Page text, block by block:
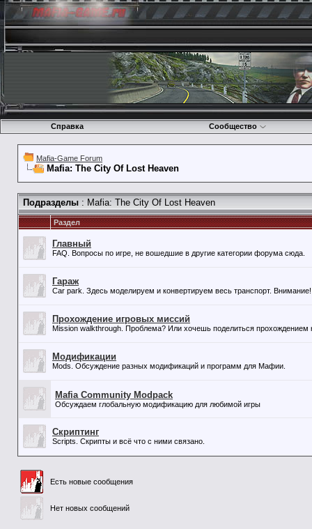
Справка Сообщество
Mafia-Game Forum
Mafia: The City Of Lost Heaven
Подразделы : Mafia: The City Of Lost Heaven
Раздел
Главный
FAQ. Вопросы по игре, не вошедшие в другие категории форума сюда.
Гараж
Car park. Здесь моделируем и конвертируем весь транспорт.
Прохождение игровых миссий
Mission walkthrough. Проблема? Или хочешь поделиться прохождением
Модификации
Mods. Обсуждение разных модификаций и программ для Мафии.
Mafia Community Modpack
Обсуждаем глобальную модификацию для любимой игры
Скриптинг
Scripts. Скрипты и всё что с ними связано.
Есть новые сообщения
Нет новых сообщений